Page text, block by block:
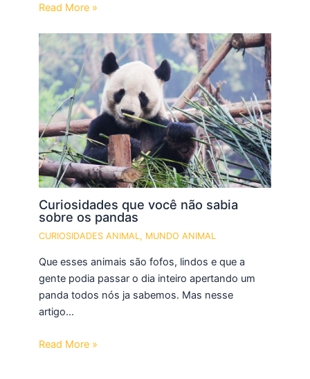
Read More »
Curiosidades que você não sabia
sobre os pandas
CURIOSIDADES ANIMAL , MUNDO ANIMAL
Que esses animais são fofos, lindos e que a
gente podia passar o dia inteiro apertando um
panda todos nós ja sabemos. Mas nesse
artigo…
Read More »